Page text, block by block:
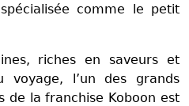
comme le petit
riches en saveurs et
voyage, l’un des grands
de la franchise Koboon est